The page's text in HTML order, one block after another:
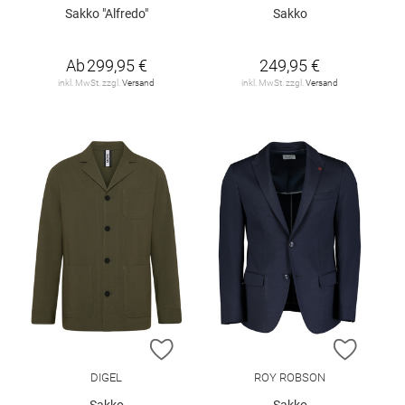
Sakko "Alfredo"
Ab299,95 €
inkl. MwSt. zzgl. Versand
Sakko
249,95 €
inkl. MwSt. zzgl. Versand
ZUR WUNSCHLISTE HINZUFÜGEN
DIGEL
ZUR
ROY ROBSON